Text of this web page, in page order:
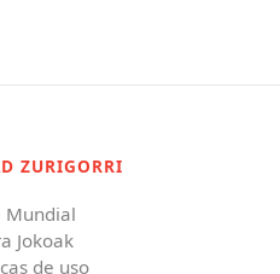
ZURIGORRI
Mundial
Jokoak
de uso